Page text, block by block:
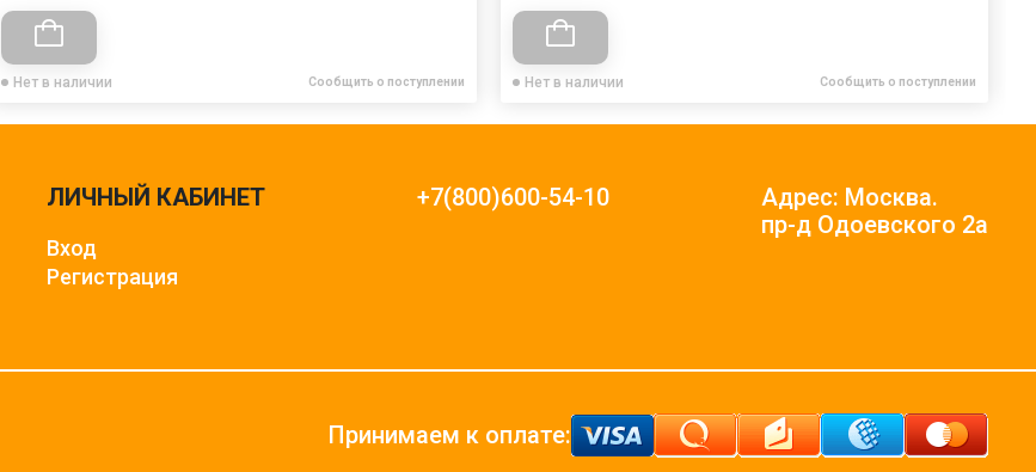
Нет в наличии Сообщить о поступлении Нет в наличии Сообщить о поступлении
ЛИЧНЫЙ КАБИНЕТ
Вход
Регистрация
+7(800)600-54-10
Адрес: Москва.
пр-д Одоевского 2а
Принимаем к оплате: